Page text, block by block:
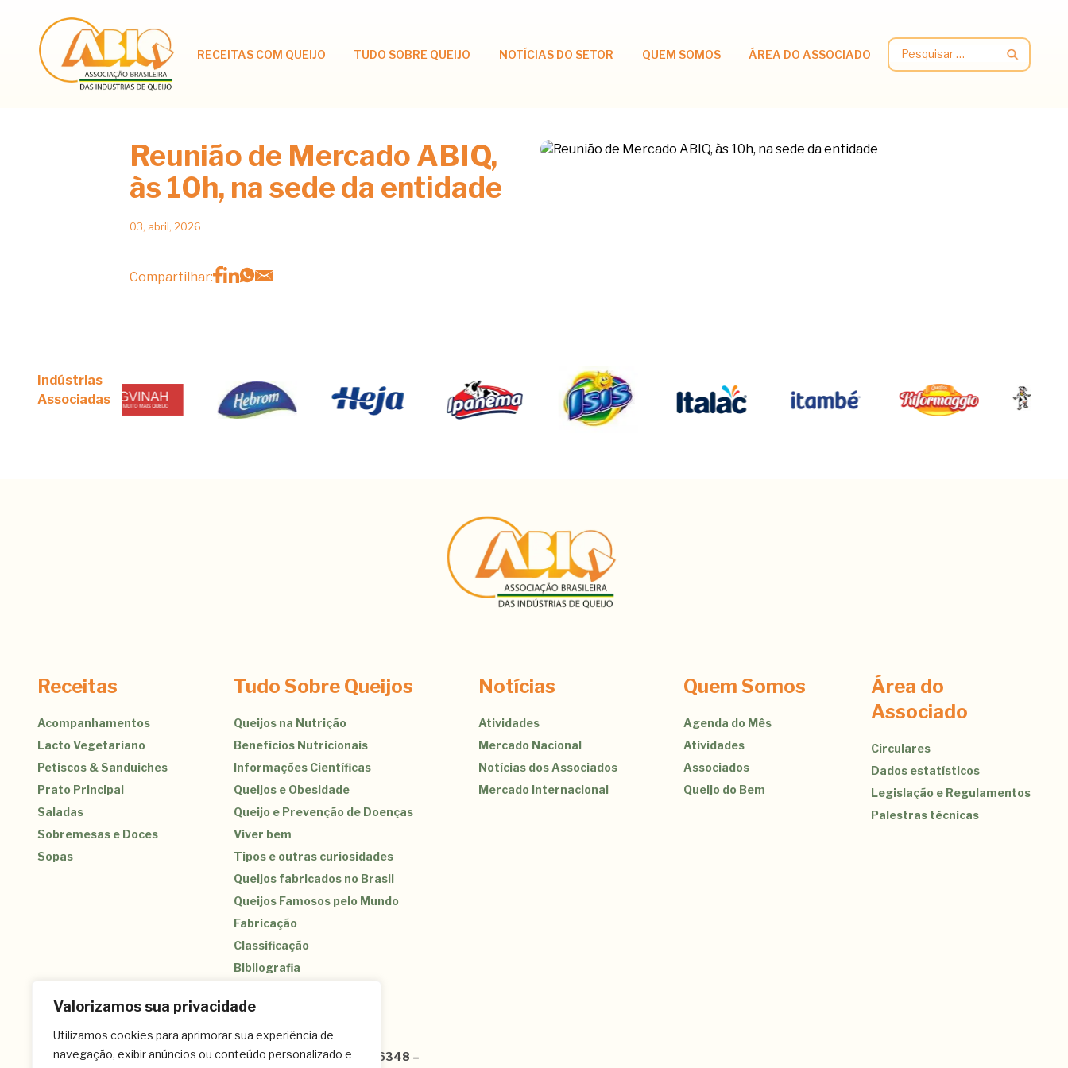
Valorizamos sua privacidade
Utilizamos cookies para aprimorar sua experiência de
navegação, exibir anúncios ou conteúdo personalizado e
RECEITAS COM QUEIJO TUDO SOBRE QUEIJO NOTÍCIAS DO SETOR QUEM SOMOS ÁREA DO ASSOCIADO
Pesquisar
por:
Reunião de Mercado ABIQ,
às 10h, na sede da entidade
03, abril, 2026
Compartilhar:
Indústrias
Associadas
Receitas
Acompanhamentos
Lacto Vegetariano
Petiscos & Sanduiches
Prato Principal
Saladas
Sobremesas e Doces
Sopas
Tudo Sobre Queijos
Queijos na Nutrição
Benefícios Nutricionais
Informações Científicas
Queijos e Obesidade
Queijo e Prevenção de Doenças
Viver bem
Tipos e outras curiosidades
Queijos fabricados no Brasil
Queijos Famosos pelo Mundo
Fabricação
Classificação
Bibliografia
Notícias
Atividades
Mercado Nacional
Notícias dos Associados
Mercado Internacional
Quem Somos
Agenda do Mês
Atividades
Associados
Queijo do Bem
Área do
Associado
Circulares
Dados estatísticos
Legislação e Regulamentos
Palestras técnicas
(11) 3259-9213 – (11) 3259-8266 – (11) 3120-6348 –